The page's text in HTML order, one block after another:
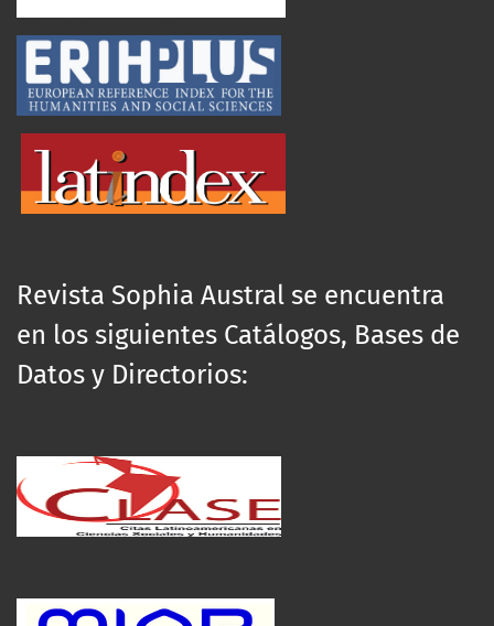
Revista Sophia Austral se encuentra
en los siguientes Catálogos, Bases de
Datos y Directorios: